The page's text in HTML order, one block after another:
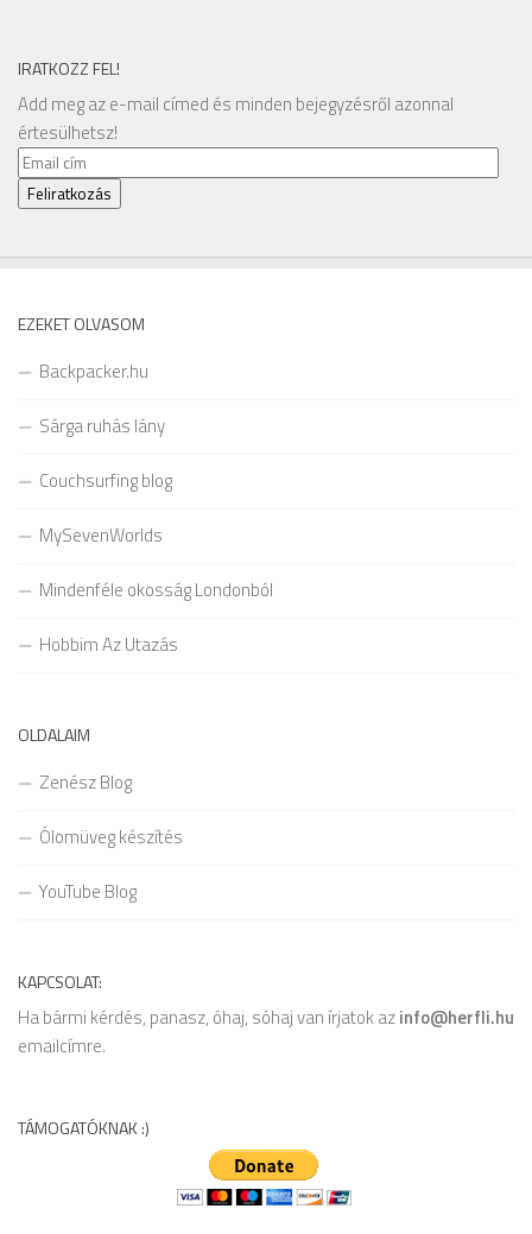
IRATKOZZ FEL!
Add meg az e-mail címed és minden bejegyzésről azonnal
értesülhetsz!
Email
cím
Feliratkozás
EZEKET OLVASOM
Backpacker.hu
Sárga ruhás lány
Couchsurfing blog
MySevenWorlds
Mindenféle okosság Londonból
Hobbim Az Utazás
OLDALAIM
Zenész Blog
Ólomüveg készítés
YouTube Blog
KAPCSOLAT:
Ha bármi kérdés, panasz, óhaj, sóhaj van írjatok azinfo@herfli.hu
emailcímre.
TÁMOGATÓKNAK :)